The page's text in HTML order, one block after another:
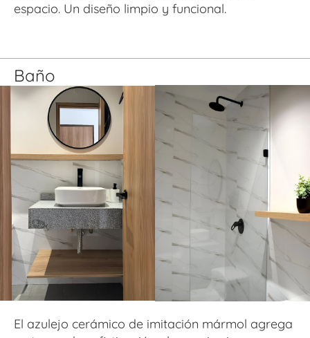
espacio. Un diseño limpio y funcional.
Baño
El azulejo cerámico de imitación mármol agrega